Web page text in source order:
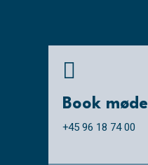

Book møde
+45 96 18 74 00